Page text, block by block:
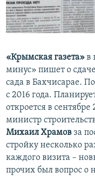
«Крымская газета» в
минус» пишет о
сада в Бахчисарае.
с 2016 года.
откроется в
министр
Михаил Храмов за
стройку несколько
каждого визита –
прочих был вопрос о